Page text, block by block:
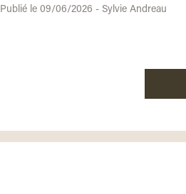
Publié le 09/06/2026 - Sylvie Andreau